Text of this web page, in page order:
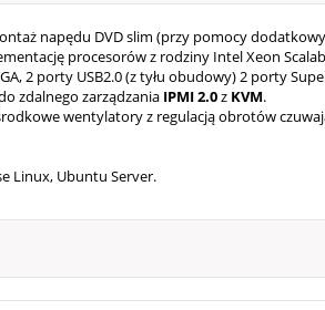
napędu DVD slim (przy pomocy
procesorów z rodziny Intel Xeon
2 porty USB2.0 (z tyłu obudowy) 2 porty
zdalnego zarządzania IPMI2.0z KVM.
wentylatory z regulacją obrotów
Linux, Ubuntu Server.